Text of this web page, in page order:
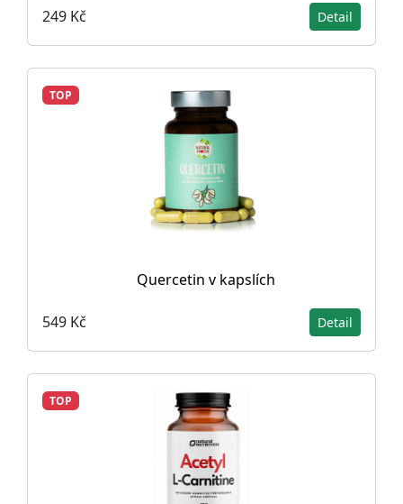
249 Kč Detail
TOP
Quercetin v kapslích
549 Kč Detail
TOP